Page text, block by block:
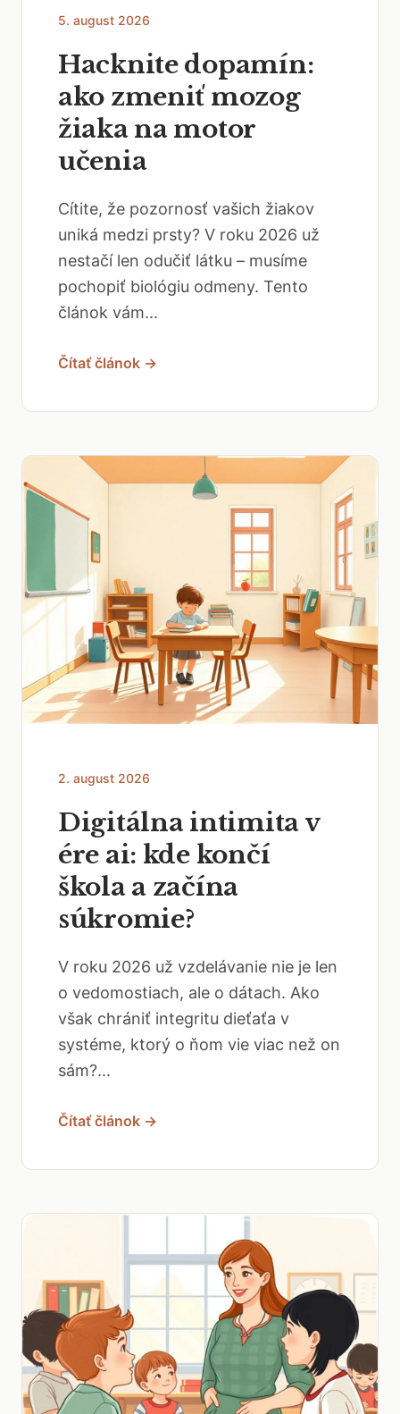
5. august 2026
Hacknite dopamín:
ako zmeniť mozog
žiaka na motor
učenia
Cítite, že pozornosť vašich žiakov
uniká medzi prsty? V roku 2026 už
nestačí len odučiť látku – musíme
pochopiť biológiu odmeny. Tento
článok vám...
Čítať článok →
2. august 2026
Digitálna intimita v
ére ai: kde končí
škola a začína
súkromie?
V roku 2026 už vzdelávanie nie je len
o vedomostiach, ale o dátach. Ako
však chrániť integritu dieťaťa v
systéme, ktorý o ňom vie viac než on
sám?...
Čítať článok →